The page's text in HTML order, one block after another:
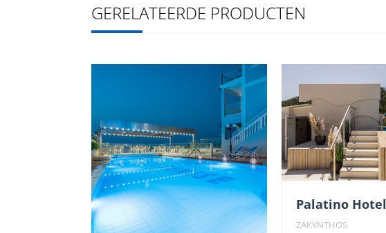
GERELATEERDE PRODUCTEN
Palatino Hotel
ZAKYNTHOS